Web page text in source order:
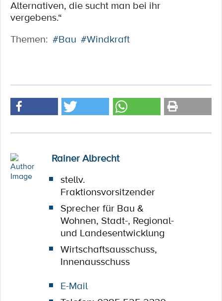
Alternativen, die sucht man bei ihr
vergebens.“
Themen: #Bau #Windkraft
Rainer Albrecht
stellv.
Fraktionsvorsitzender
Sprecher für Bau &
Wohnen, Stadt-, Regional-
und Landesentwicklung
Wirtschaftsausschuss,
Innenausschuss
E-Mail